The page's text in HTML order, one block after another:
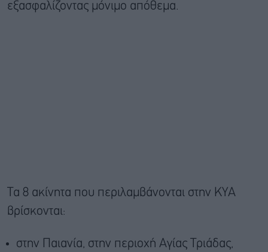
εξασφαλίζοντας μόνιμο απόθεμα.
Τα 8 ακίνητα που περιλαμβάνονται στην ΚΥΑ
βρίσκονται:
στην Παιανία, στην περιοχή Αγίας Τριάδας,